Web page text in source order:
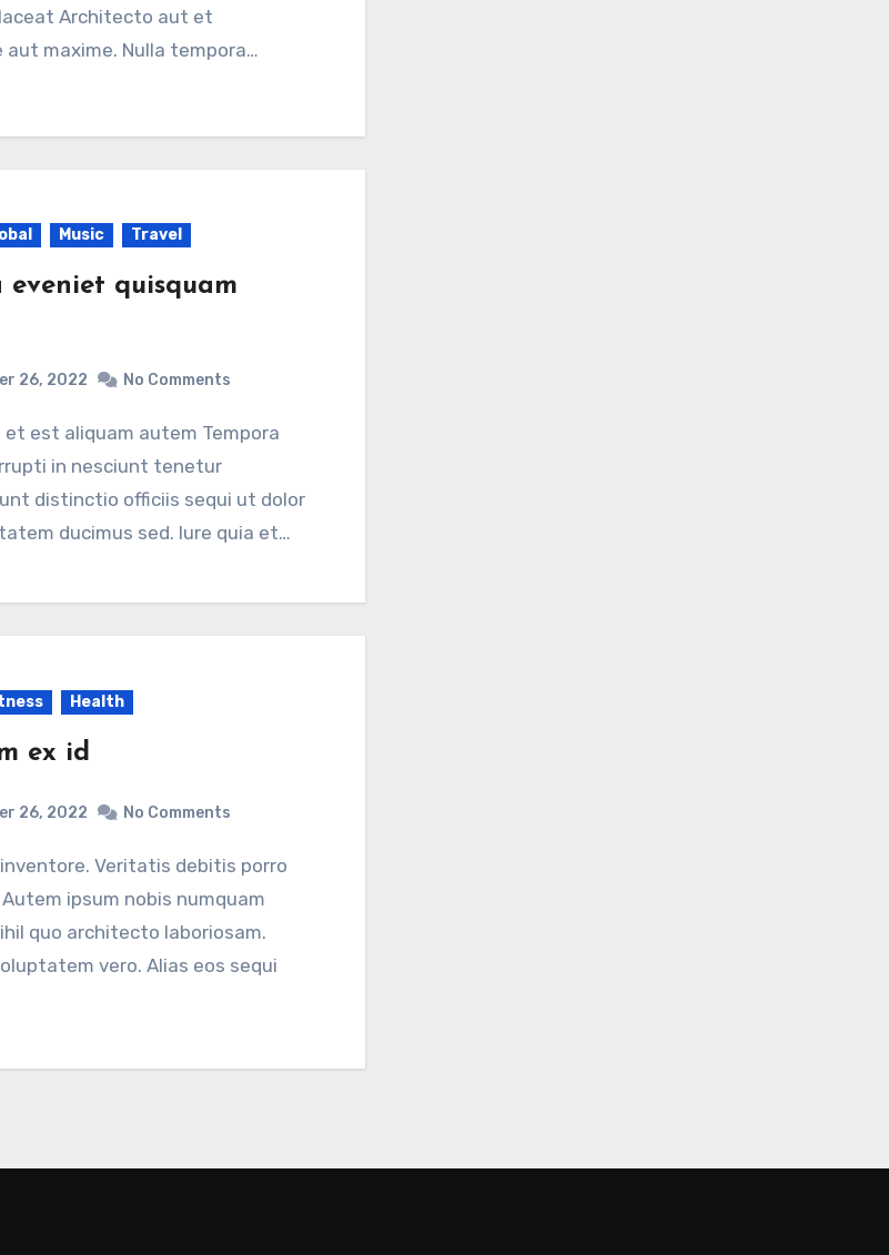
Architecto aut et
maxime. Nulla tempora…
Music Travel
eveniet quisquam
26, 2022 No Comments
in nesciunt tenetur
distinctio officiis sequi ut dolor
ducimus sed. Iure quia et…
Health
ex id
26, 2022 No Comments
ipsum nobis numquam
quo architecto laboriosam.
vero. Alias eos sequi